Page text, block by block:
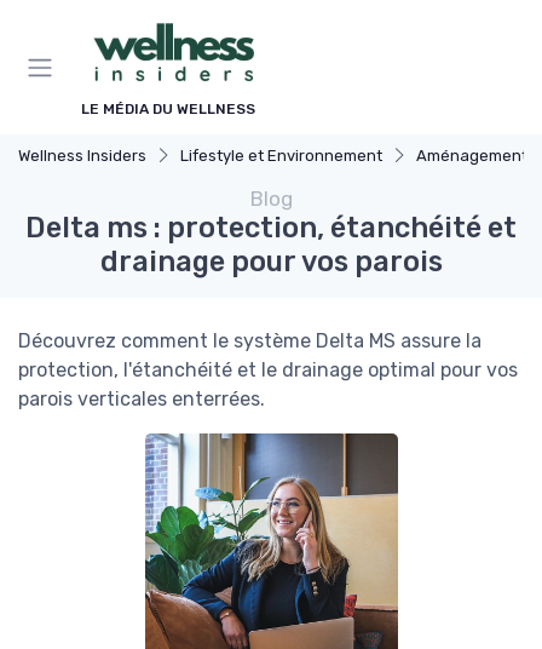
LE MÉDIA DU WELLNESS
Wellness Insiders Lifestyle et Environnement Aménagement de
Blog
Delta ms : protection, étanchéité et
drainage pour vos parois
Découvrez comment le système Delta MS assure la
protection, l'étanchéité et le drainage optimal pour vos
parois verticales enterrées.